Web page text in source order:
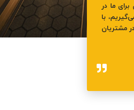
ما در
با
مشتریان